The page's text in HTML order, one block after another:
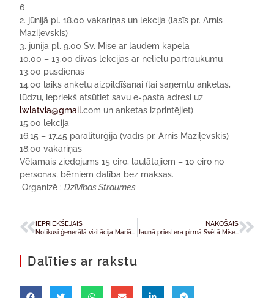
6
2. jūnijā pl. 18.00 vakariņas un lekcija (lasīs pr. Arnis
Maziļevskis)
3. jūnijā pl. 9.00 Sv. Mise ar laudēm kapelā
10.00 – 13.00 divas lekcijas ar nelielu pārtraukumu
13.00 pusdienas
14.00 laiks anketu aizpildīšanai (lai saņemtu anketas,
lūdzu, iepriekš atsūtiet savu e-pasta adresi uz
lwlatvia@gmail.com un anketas izprintējiet)
15.00 lekcija
16.15 – 17.45 paraliturģija (vadīs pr. Arnis Maziļevskis)
18.00 vakariņas
Vēlamais ziedojums 15 eiro, laulātajiem – 10 eiro no
personas; bērniem dalība bez maksas.
Organizē :Dzīvības Straumes
IEPRIEKŠĒJAIS NĀKOŠAIS
Jaunā priestera pirmā Svētā Mise Ķemeros
Dalīties ar rakstu